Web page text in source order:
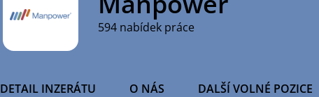
594 nabídek práce
DETAIL INZERÁTU O NÁS DALŠÍ VOLNÉ POZICE